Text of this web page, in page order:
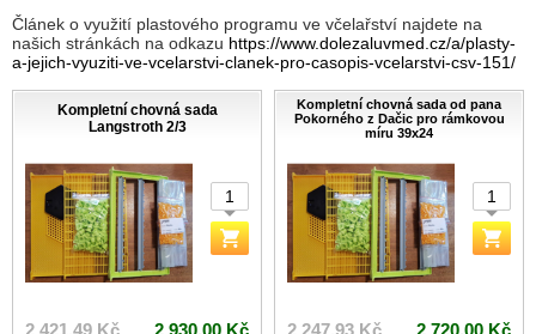
Článek o využití plastového programu ve včelařství najdete na
našich stránkách na odkazu https://www.dolezaluvmed.cz/a/plasty-
a-jejich-vyuziti-ve-vcelarstvi-clanek-pro-casopis-vcelarstvi-csv-151/
Kompletní chovná sada
Langstroth 2/3
Kompletní chovná sada od pana
Pokorného z Dačic pro rámkovou
míru 39x24